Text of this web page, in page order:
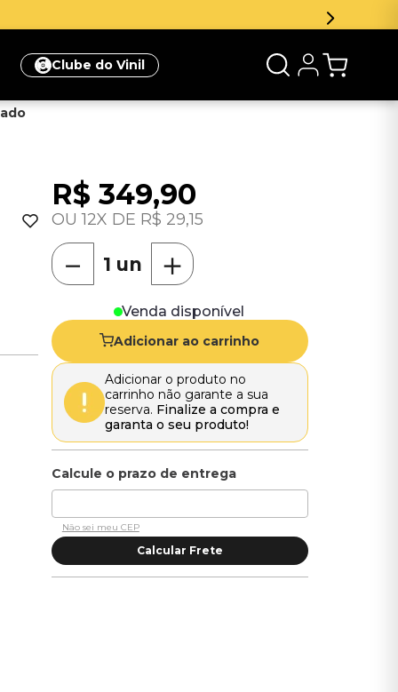
Clube do Vinil
R$ 349,90
12 R$ 29,15
＋
－
Venda disponível
Adicionar ao carrinho
Adicionar o produto no
carrinho não garante a sua
reserva. Finalize a compra e
garanta o seu produto!
Não sei meu CEP